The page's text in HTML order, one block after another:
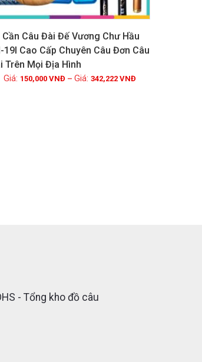
Xem chi tiết
Cần Câu Đài Đế Vương Chư Hầu
19I Cao Cấp Chuyên Câu Đơn Câu
Trên Mọi Địa Hình
150,000 VNĐ – 342,222 VNĐ
- Tổng kho đồ câu